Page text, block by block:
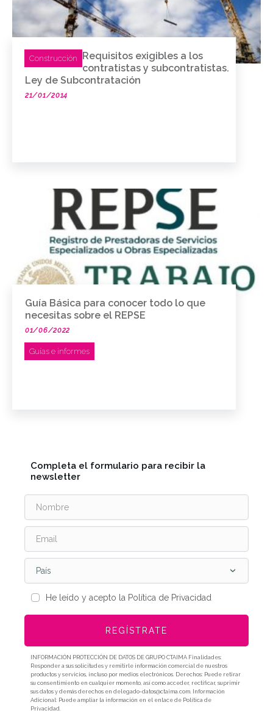
Construcción
Requisitos exigibles a los
contratistas y subcontratistas.
Ley de Subcontratación
21/01/2014
Guía Básica para conocer todo lo que
necesitas sobre el REPSE
01/06/2022
Guías e informes
Completa el formulario para recibir la
newsletter
País
He leído y acepto la Política de Privacidad
REGÍSTRATE
INFORMACIÓN PROTECCIÓN DE DATOS DE GRUPO CTAIMA Finalidades:
Responder a sus solicitudes y remitirle información comercial de nuestros
productos y servicios, incluso por medios electrónicos. Derechos: Puede retirar
su consentimiento en cualquier momento, así como acceder, rectificar, suprimir
sus datos y demás derechos en delegado-datos@ctaima.com. Información
Adicional: Puede ampliar la información en el enlace de Política de
Privacidad.